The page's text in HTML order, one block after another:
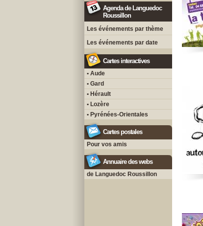
Agenda de Languedoc
Roussillon
Les événements par thème
Les événements par date
Cartes interactives
• Aude
• Gard
• Hérault
• Lozère
• Pyrénées-Orientales
Cartes postales
Pour vos amis
Annuaire des webs
de Languedoc Roussillon